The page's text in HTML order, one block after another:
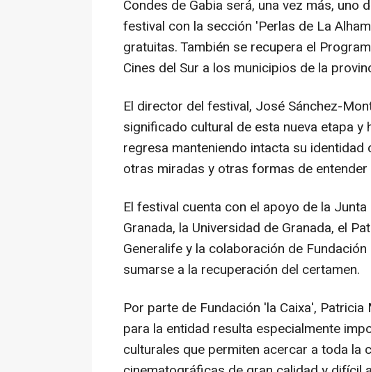
Condes de Gabia será, una vez más, uno
festival con la sección 'Perlas de La
gratuitas. También se recupera el
Cines del Sur a los municipios de la
El director del festival, José Sánchez-
significado cultural de esta nueva etapa y
regresa manteniendo intacta su
otras miradas y otras formas de entender
El festival cuenta con el apoyo de la
Granada, la Universidad de Granada, el
Generalife y la colaboración de
sumarse a la recuperación del certamen.
Por parte de Fundación 'la Caixa',
para la entidad resulta especialmente
culturales que permiten acercar a toda la